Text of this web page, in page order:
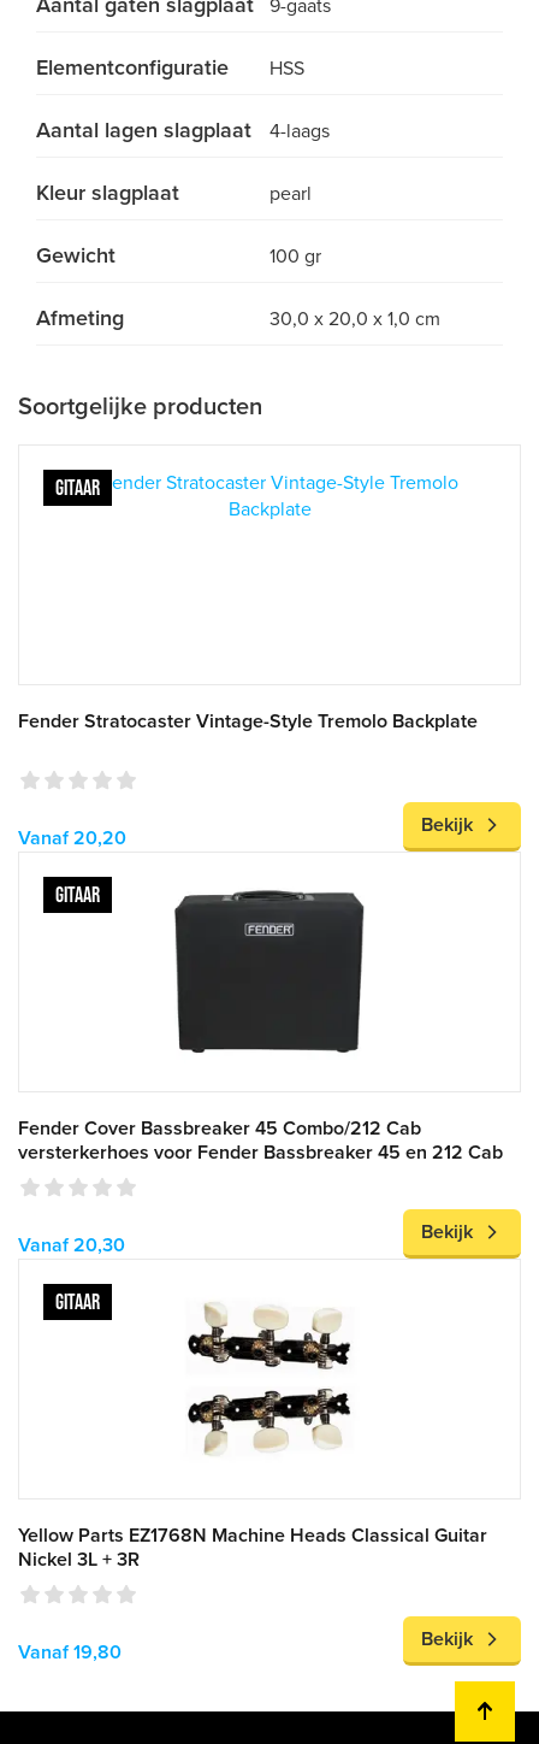
9-gaats
Elementconfiguratie HSS
Aantal lagen slagplaat 4-laags
Kleur slagplaat pearl
Gewicht 100 gr
Afmeting 30,0 x 20,0 x 1,0 cm
Soortgelijke producten
GITAAR
Fender Stratocaster Vintage-Style Tremolo Backplate
Vanaf 20,20
Bekijk
GITAAR
Fender Cover Bassbreaker 45 Combo/212 Cab
versterkerhoes voor Fender Bassbreaker 45 en 212 Cab
Vanaf 20,30
Bekijk
GITAAR
Yellow Parts EZ1768N Machine Heads Classical Guitar
Nickel 3L + 3R
Vanaf 19,80
Bekijk